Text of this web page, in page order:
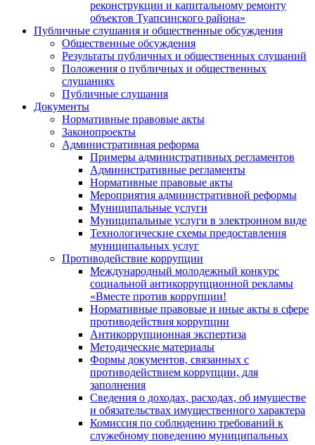
реконструкции и капитальному ремонту
объектов Туапсинского района»
Публичные слушания и общественные обсуждения
Общественные обсуждения
Результаты публичных и общественных слушаний
Положения о публичных и общественных
слушаниях
Публичные слушания
Документы
Нормативные правовые акты
Законопроекты
Административная реформа
Примеры административных регламентов
Административные регламенты
Нормативные правовые акты
Мероприятия административной реформы
Муниципальные услуги
Муниципальные услуги в электронном виде
Технологические схемы предоставления
муниципальных услуг
Противодействие коррупции
Международный молодежный конкурс
социальной антикоррупционной рекламы
«Вместе против коррупции!
Нормативные правовые и иные акты в сфере
противодействия коррупции
Антикоррупционная экспертиза
Методические материалы
Формы документов, связанных с
противодействием коррупции, для
заполнения
Сведения о доходах, расходах, об имуществе
и обязательствах имущественного характера
Комиссия по соблюдению требований к
служебному поведению муниципальных